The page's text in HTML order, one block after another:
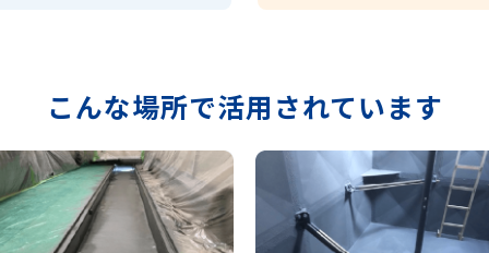
こんな場所で活用されています